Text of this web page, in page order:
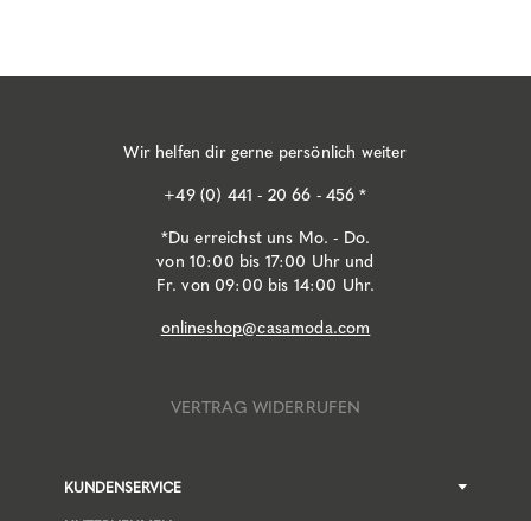
Wir helfen dir gerne persönlich weiter
+49 (0) 441 - 20 66 - 456 *
*Du erreichst uns Mo. - Do.
von 10:00 bis 17:00 Uhr und
Fr. von 09:00 bis 14:00 Uhr.
onlineshop@casamoda.com
VERTRAG WIDERRUFEN
KUNDENSERVICE